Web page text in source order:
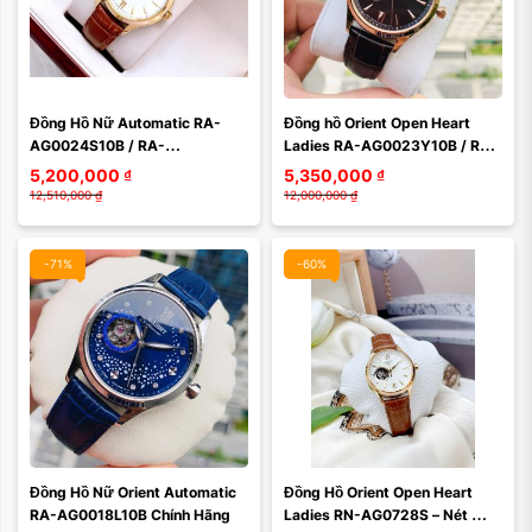
Đồng Hồ Nữ Automatic RA-
AG0024S10B / RA-
AG0024S30B / RA-
AG0024S00C / RN-AG0728S
5,200,000 ₫
12,510,000 ₫
Đồng hồ Orient Open Heart
Ladies RA-AG0023Y10B / RA-
AG0023Y00C / RA-
AG0023Y30B / RN-AG0727Y –
5,350,000 ₫
12,000,000 ₫
-71%
Màu mặt:
Xóa
Đồng Hồ Nữ Orient Automatic
RA-AG0018L10B Chính Hãng
-60%
Đồng Hồ Orient Open Heart
Ladies RN-AG0728S – Nét
Màu mặt:
Xóa